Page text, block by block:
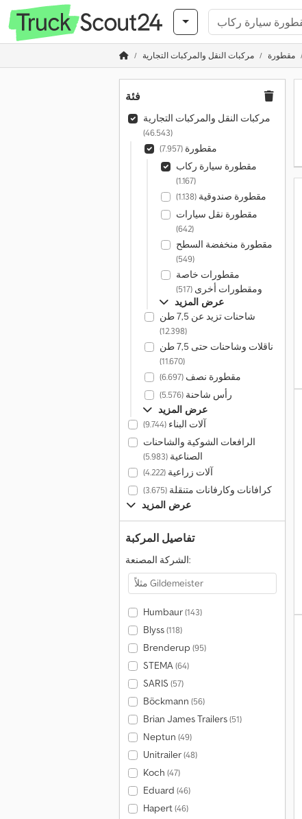
مركبات النقل والمركبات التجارية مقطورة
فئة
مركبات النقل والمركبات التجارية
(46.543)
مقطورة(7.957)
مقطورة سيارة ركاب
(1.167)
مقطورة صندوقية(1.138)
مقطورة نقل سيارات
(642)
مقطورة منخفضة السطح
(549)
مقطورات خاصة
ومقطورات أخرى(517)
عرض المزيد
شاحنات تزيد عن 7,5 طن
(12.398)
ناقلات وشاحنات حتى 7,5 طن
(11.670)
مقطورة نصف(6.697)
رأس شاحنة(5.576)
عرض المزيد
آلات البناء(9.744)
الرافعات الشوكية والشاحنات
الصناعية(5.983)
آلات زراعية(4.222)
كرافانات وكارفانات متنقلة(3.675)
عرض المزيد
تفاصيل المركبة
الشركة المصنعة:
Humbaur(143)
Blyss(118)
Brenderup (95)
STEMA(64)
SARIS (57)
Böckmann (56)
Brian James Trailers(51)
Neptun (49)
Unitrailer(48)
Koch (47)
Eduard (46)
Hapert(46)